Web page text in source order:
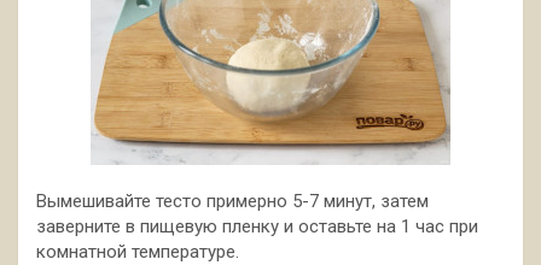
Вымешивайте тесто примерно 5-7 минут, затем
заверните в пищевую пленку и оставьте на 1 час при
комнатной температуре.